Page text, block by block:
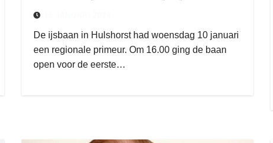
open
De ijsbaan in Hulshorst had woensdag 10 januari
een regionale primeur. Om 16.00 ging de baan
open voor de eerste…